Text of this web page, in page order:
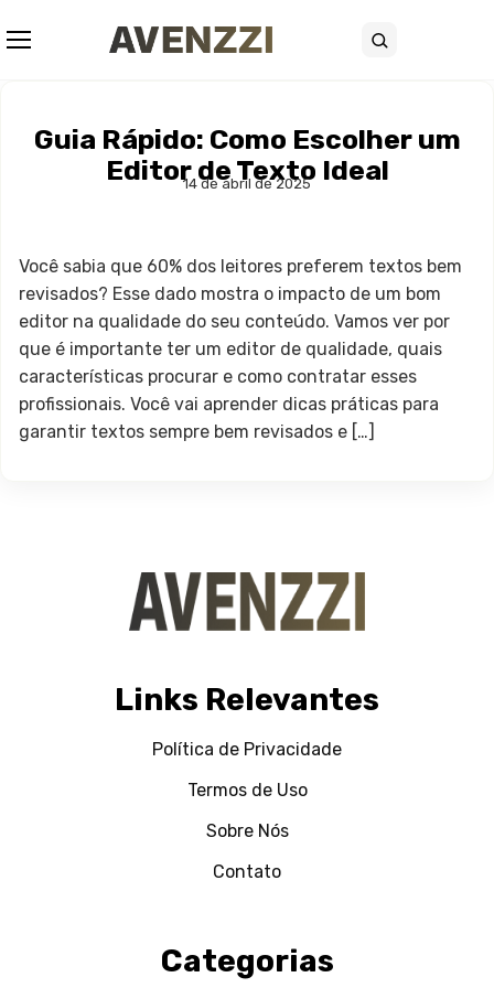
Buscar
Guia Rápido: Como Escolher um
Editor de Texto Ideal
14 de abril de 2025
Você sabia que 60% dos leitores preferem textos bem
revisados? Esse dado mostra o impacto de um bom
editor na qualidade do seu conteúdo. Vamos ver por
que é importante ter um editor de qualidade, quais
características procurar e como contratar esses
profissionais. Você vai aprender dicas práticas para
garantir textos sempre bem revisados e […]
Links Relevantes
Política de Privacidade
Termos de Uso
Sobre Nós
Contato
Categorias